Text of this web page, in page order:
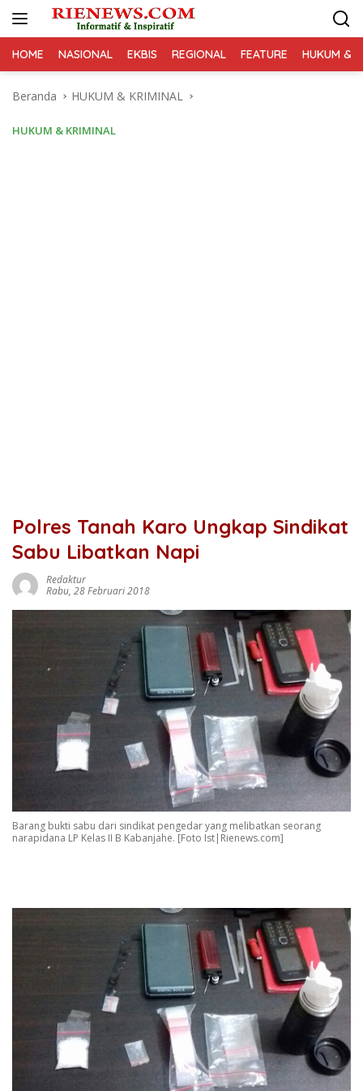
HOME NASIONAL EKBIS REGIONAL FEATURE HUKUM &
Beranda HUKUM & KRIMINAL
HUKUM & KRIMINAL
Polres Tanah Karo Ungkap Sindikat
Sabu Libatkan Napi
Redaktur
Rabu, 28 Februari 2018
Barang bukti sabu dari sindikat pengedar yang melibatkan seorang
narapidana LP Kelas II B Kabanjahe. [Foto Ist|Rienews.com]